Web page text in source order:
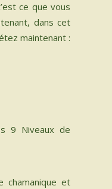
ce que vous
dans cet
maintenant :
9 Niveaux de
chamanique et